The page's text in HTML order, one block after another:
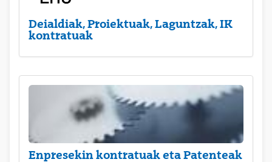
Deialdiak, Proiektuak, Laguntzak, IK
kontratuak
Enpresekin kontratuak eta Patenteak